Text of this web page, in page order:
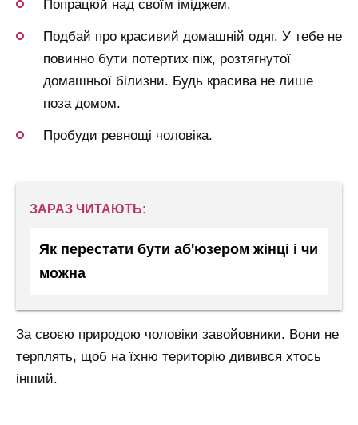
Попрацюй над своїм іміджем.
Подбай про красивий домашній одяг. У тебе не
повинно бути потертих піж, розтягнутої
домашньої білизни. Будь красива не лише
поза домом.
Пробуди ревнощі чоловіка.
ЗАРАЗ ЧИТАЮТЬ:
Як перестати бути аб'юзером жінці і чи
можна
За своєю природою чоловіки завойовники. Вони не
терплять, щоб на їхню територію дивився хтось
інший.